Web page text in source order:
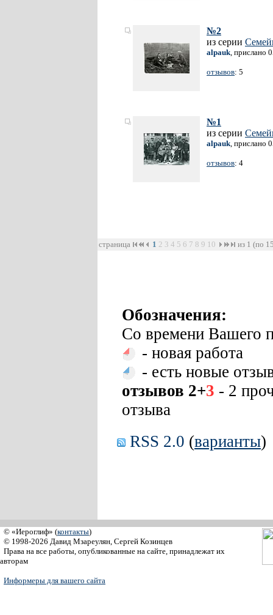
№2
из серии
alpauk, прислано
отзывов: 5
№1
из серии
alpauk, прислано
отзывов: 4
страница 1 2 3 4 5 6 7 8 9 10 из 1 (по
Обозначения:
Со времени Вашего
- новая работа
- есть новые
отзывов 2+3 - 2
отзыва
RSS 2.0 (варианты)
© «Иероглиф» (контакты)
© 1998-2026 Давид Мзареулян, Сергей Козинцев
Права на все работы, опубликованные на сайте, принадлежат их
авторам
Информеры для вашего сайта